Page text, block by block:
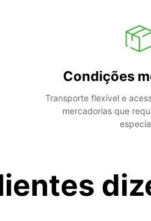
Condições
Transporte flexível e
mercadorias que